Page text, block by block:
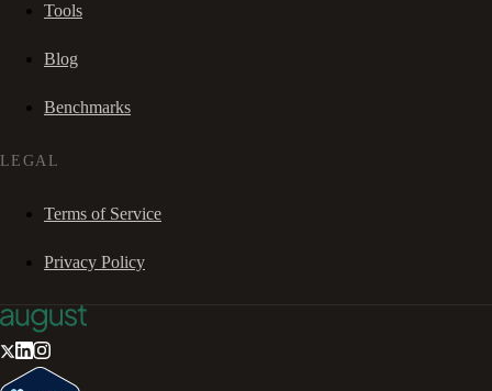
Tools
Blog
Benchmarks
LEGAL
Terms of Service
Privacy Policy